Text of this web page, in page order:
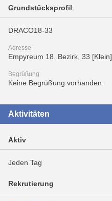
Grundstücksprofil
DRACO18-33
Adresse
Empyreum 18. Bezirk, 33 [Klein]
Begrüßung
Keine Begrüßung vorhanden.
Aktivitäten
Aktiv
Jeden Tag
Rekrutierung